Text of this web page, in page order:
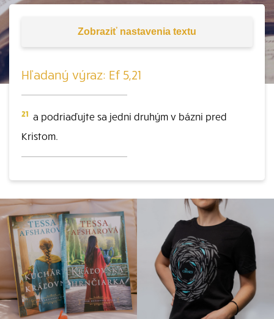
Zobraziť nastavenia textu
Hľadaný výraz: Ef 5,21
21 a podriaďujte sa jedni druhým v bázni pred
Kristom.